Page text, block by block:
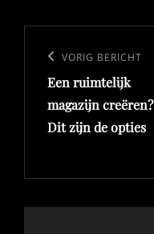
navigatie
Vorig
bericht
VORIG BERICHT
Een ruimtelijk
magazijn creëren?
Dit zijn de opties